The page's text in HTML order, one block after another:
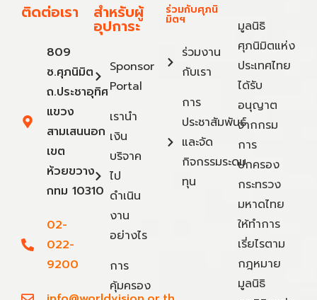
ติดต่อเรา
809
ซ.ศุภนิมิต
ถ.ประชาอุทิศ
แขวง
สามเสนนอก
เขต
ห้วยขวาง
กทม 10310
02-
022-
9200
สำหรับผู้
อุปการะ
Sponsor
Portal
เรานำ
เงิน
บริจาค
ไป
ดำเนิน
งาน
อย่างไร
การ
คุ้มครอง
ร่วมกับศุภนิ
มิตฯ
ร่วมงาน
กับเรา
การ
ประชาสัมพันธ์
และจัด
กิจกรรมระดม
ทุน
มูลนิธิ
ศุภนิมิตแห่ง
ประเทศไทย
ได้รับ
อนุญาต
จากกรม
การ
ปกครอง
กระทรวง
มหาดไทย
ให้ทำการ
เรี่ยไรตาม
กฎหมาย
มูลนิธิ